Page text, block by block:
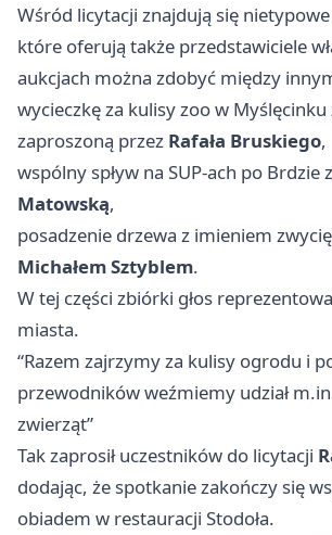
Wśród licytacji znajdują się
które oferują także przedstawiciele
aukcjach można zdobyć między
wycieczkę za kulisy zoo w Myślęcinku
zaproszoną przez Rafała Bruskiego,
wspólny spływ na SUP-ach po Brdzie z
Matowską,
posadzenie drzewa z imieniem
Michałem Sztyblem.
W tej części zbiórki głos
miasta.
“Razem zajrzymy za kulisy ogrodu i
przewodników weźmiemy udział
zwierząt”
Tak zaprosił uczestników do licytacji
dodając, że spotkanie zakończy się
obiadem w restauracji Stodoła.